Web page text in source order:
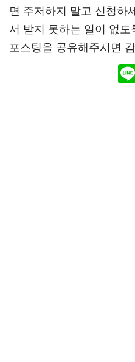
면 주저하지 말고 신청하
서 받지 못하는 일이 없도
포스팅을 공유해주시면